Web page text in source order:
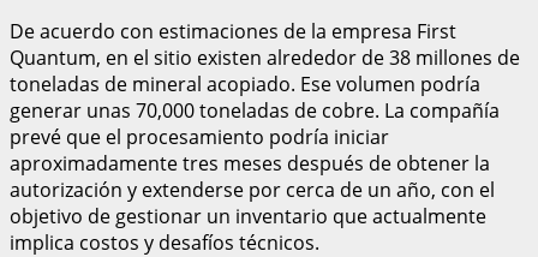
De acuerdo con estimaciones de la empresa First
Quantum, en el sitio existen alrededor de 38 millones de
toneladas de mineral acopiado. Ese volumen podría
generar unas 70,000 toneladas de cobre. La compañía
prevé que el procesamiento podría iniciar
aproximadamente tres meses después de obtener la
autorización y extenderse por cerca de un año, con el
objetivo de gestionar un inventario que actualmente
implica costos y desafíos técnicos.